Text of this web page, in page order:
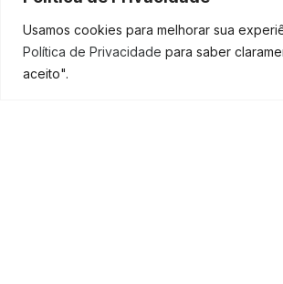
Usamos cookies para melhorar sua
Política de Privacidade para saber
aceito".
Análises de
planejamento